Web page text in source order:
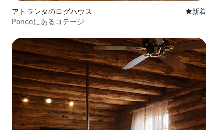
アトランタのログハウス 新しい宿
新着
Ponceにあるコテージ